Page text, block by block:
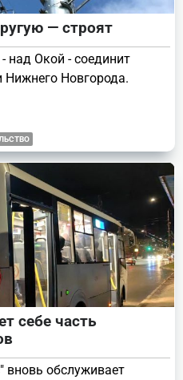
— строят
над Окой - соединит
Новгорода.
себе часть
вновь обслуживает